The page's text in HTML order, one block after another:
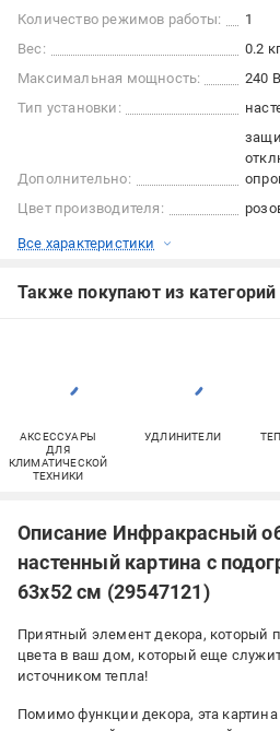
Количество режимов работы:
1
Вес:
0.2
Максимальная мощность:
240
Тип установки:
Дополнительно:
Цвет производителя:
Все характеристики
Также покупают из категорий
АКСЕССУАРЫ
ДЛЯ
КЛИМАТИЧЕСКОЙ
ТЕХНИКИ
УДЛИНИТЕЛИ
Описание Инфракрасный
настенный картина с
63х52 см (29547121)
Приятный элемент декора, который
цвета в ваш дом, который еще
источником тепла!
Помимо функции декора, эта